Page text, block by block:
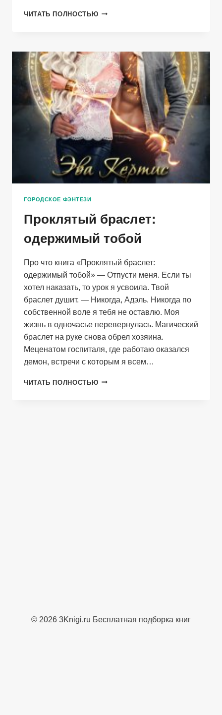
ЧИТАТЬ ПОЛНОСТЬЮ ПРОКЛЯТЫЙ
ГОРОДСКОЕ ФЭНТЕЗИ
Проклятый браслет:
одержимый тобой
Про что книга «Проклятый браслет:
одержимый тобой» — Отпусти меня. Если ты
хотел наказать, то урок я усвоила. Твой
браслет душит. — Никогда, Адэль. Никогда по
собственной воле я тебя не оставлю. Моя
жизнь в одночасье перевернулась. Магический
браслет на руке снова обрел хозяина.
Меценатом госпиталя, где работаю оказался
демон, встречи с которым я всем…
ЧИТАТЬ ПОЛНОСТЬЮ ПРОКЛЯТЫЙ
© 2026 3Knigi.ru Бесплатная подборка книг